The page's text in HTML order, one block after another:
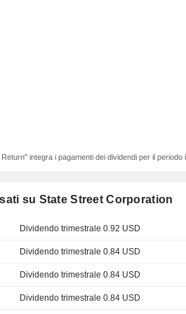
integra i pagamenti dei dividendi per il
su State Street Corporation
Dividendo trimestrale 0.92 USD
Dividendo trimestrale 0.84 USD
Dividendo trimestrale 0.84 USD
Dividendo trimestrale 0.84 USD